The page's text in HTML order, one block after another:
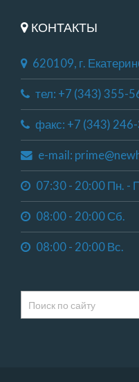
КОНТАКТЫ
620109, г.
тел: +7 (343) 355-
факс: +7 (343)
e-mail:
07:30 - 20:00 Пн. -
08:00 - 20:00 Сб.
08:00 - 20:00 Вс.